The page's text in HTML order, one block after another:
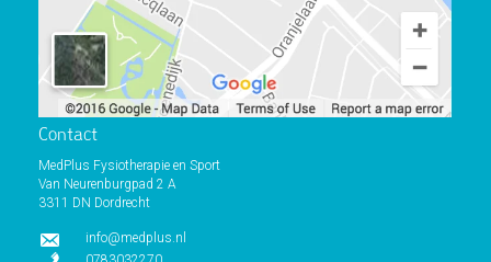
Contact
MedPlus Fysiotherapie en Sport
Van Neurenburgpad 2 A
3311 DN Dordrecht
info@medplus.nl